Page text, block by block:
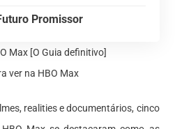
Promissor
Max [O Guia definitivo]
ver na HBO Max
realities e documentários, cinco